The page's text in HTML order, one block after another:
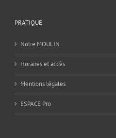
PRATIQUE
Notre MOULIN
Horaires et accès
Mentions légales
ESPACE Pro